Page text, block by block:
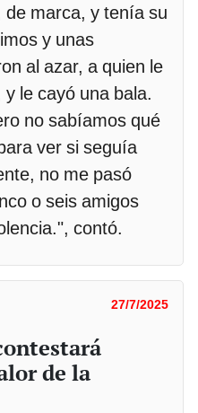
marca, y tenía su
y unas
al azar, a quien le
le cayó una bala.
no sabíamos qué
ver si seguía
no me pasó
o seis amigos
contó.
27/7/2025
de la